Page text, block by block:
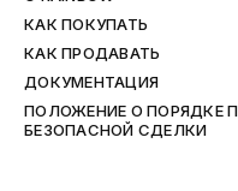
КАК ПОКУПАТЬ
КАК ПРОДАВАТЬ
ДОКУМЕНТАЦИЯ
ПОЛОЖЕНИЕ О ПОРЯДКЕ
БЕЗОПАСНОЙ СДЕЛКИ